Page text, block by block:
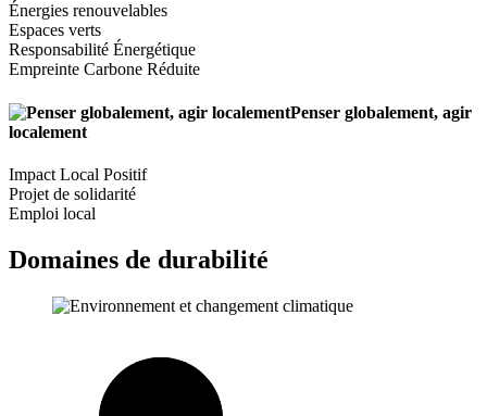
Énergies renouvelables
Espaces verts
Responsabilité Énergétique
Empreinte Carbone Réduite
Penser globalement, agir
localement
Impact Local Positif
Projet de solidarité
Emploi local
Domaines de durabilité